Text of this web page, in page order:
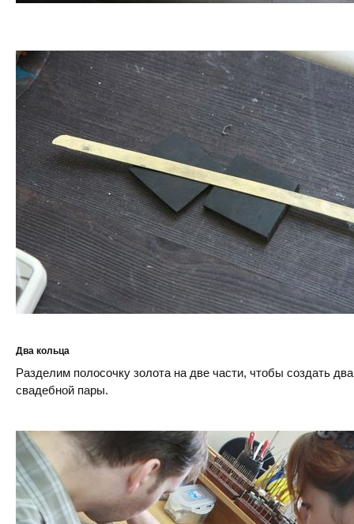
Два кольца
Разделим полосочку золота на две части, чтобы создать
свадебной пары.